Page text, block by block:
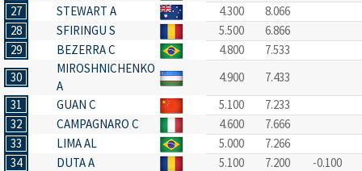
27
STEWART A 4.300
8.066
28
SFIRINGU S 5.500
6.866
29
BEZERRA C 4.800
7.533
30
MIROSHNICHENKO
A
4.900
7.433
31
GUAN C 5.100
7.233
32
CAMPAGNARO C 4.600
7.666
33
LIMA AL 5.000
7.266
34
DUTA A 5.100 7.200
-0.100